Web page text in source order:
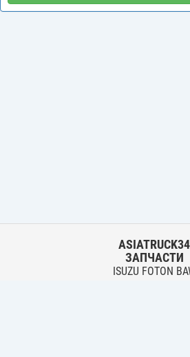
ASIATRUCK34
ЗАПЧАСТИ
ISUZU FOTON